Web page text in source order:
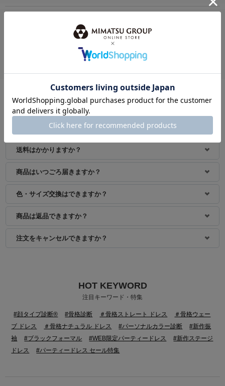
このアイテムを見ている人におすすめ
おすすめアイテム
よくあるご質問
支払い方法は何がありますか？
送料はかかりますか？
商品はいつごろ届きますか？
色・サイズ交換はできますか？
商品は返品できますか？
注文をキャンセルできますか？
HOT KEYWORD
注目キーワード・特集
#顔タイプ診断® #骨格診断 ＃骨格ストレート ドレス
＃骨格ウェー
ブ ドレス
＃骨格ナチュラル ドレス #パーソナルカラー診断
#新作振
袖
#ブラックフォーマル #WEB限定パーティードレス
#新作ステージ
ドレス
#パーティードレス セール特集